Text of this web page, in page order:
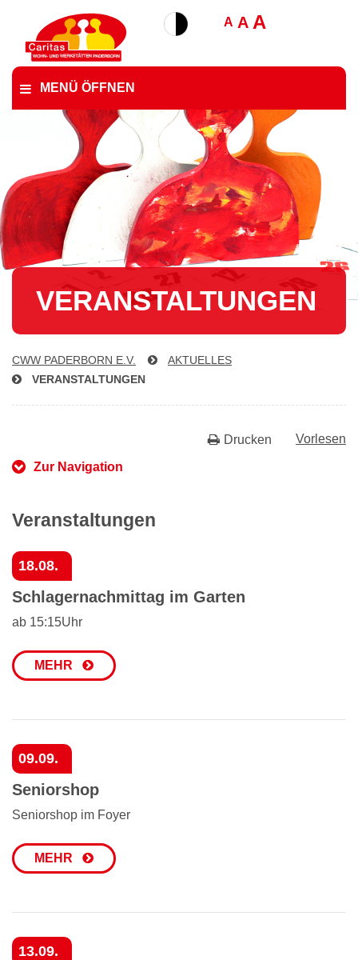
A A A
MENÜ ÖFFNEN
VER­AN­STAL­TUN­GEN
CWW PADERBORN E.V.
AKTUELLES
VER­AN­STAL­TUN­GEN
Vorlesen
Drucken
Zur Navigation
Veranstaltungen
18.08.
Schlagernachmittag im Garten
ab 15:15Uhr
MEHR
09.09.
Seniorshop
Seniorshop im Foyer
MEHR
13.09.